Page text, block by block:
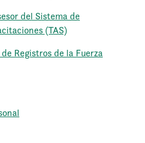
del Sistema de
(TAS)
Registros de la Fuerza